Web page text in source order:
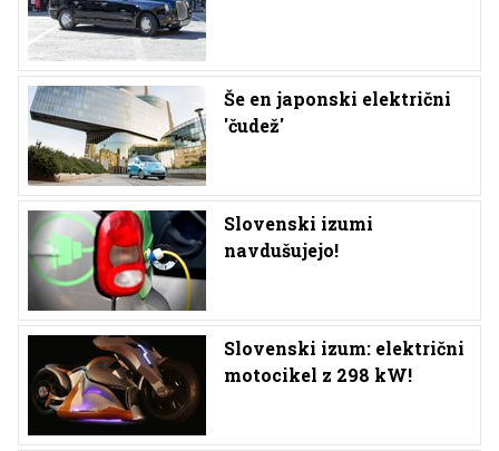
Še en japonski električni
'čudež'
Slovenski izumi
navdušujejo!
Slovenski izum: električni
motocikel z 298 kW!